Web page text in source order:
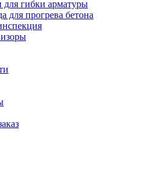
для гибки арматуры
для прогрева бетона